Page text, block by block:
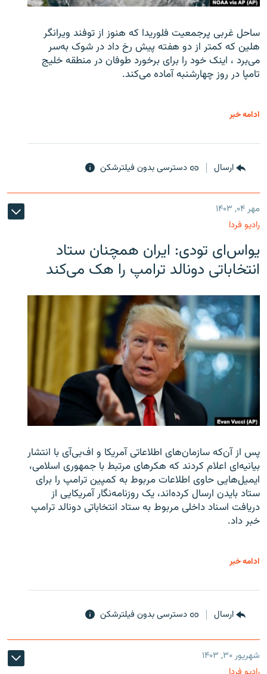
ساحل غربی پرجمعیت فلوریدا که هنوز از توفند ویرانگر
هلین که کمتر از دو هفته پیش رخ داد در شوک به‌سر
می‌برد ، اینک خود را برای برخورد طوفان در منطقه خلیج
تامپا در روز چهارشنبه آماده می‌کند.
ادامه خبر
ارسال دسترسی بدون فیلترشکن
مهر ۰۴, ۱۴۰۳
رادیو فردا
یو‌اس‌ای تودی: ایران همچنان ستاد
انتخاباتی دونالد ترامپ را هک می‌کند
پس از آن‌که سازمان‌های اطلاعاتی آمریکا و اف‌بی‌آی با انتشار
بیانیه‌ای اعلام کردند که هکرهای مرتبط با جمهوری اسلامی،
ایمیل‌هایی حاوی اطلاعات مربوط به کمپین ترامپ را برای
ستاد بایدن ارسال کرده‌اند، یک روزنامه‌نگار آمریکایی از
دریافت اسناد داخلی مربوط به ستاد انتخاباتی دونالد ترامپ
خبر داد.
ادامه خبر
ارسال دسترسی بدون فیلترشکن
شهریور ۳۰, ۱۴۰۳